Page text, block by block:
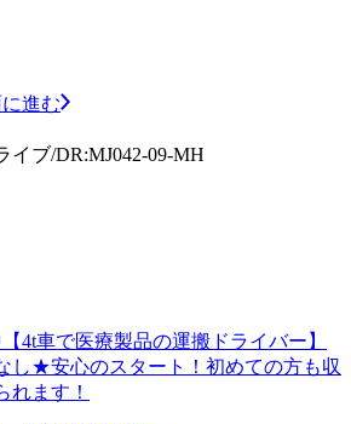
進む
イブ/DR:MJ042-09-MH
4t車で医療製品の運搬ドライバー】
し★安心のスタート！初めての方も収
れます！